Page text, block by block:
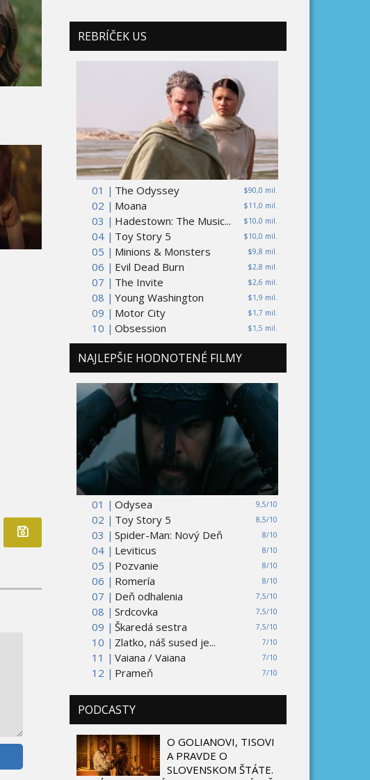
REBRÍČEK US
01 | $90,0 mil.
The Odyssey
02 |
$11,0 mil.
Moana
03 |
$10,0 mil.
Hadestown: The Music...
04 |
$10,0 mil.
Toy Story 5
05 |
$9,8 mil.
Minions & Monsters
06 |
$2,8 mil.
Evil Dead Burn
07 |
$2,6 mil.
The Invite
08 |
$1,9 mil.
Young Washington
09 |
$1,7 mil.
Motor City
10 |
$1,5 mil.
Obsession
NAJLEPŠIE HODNOTENÉ FILMY
01 | 9,5/10
Odysea
02 |
8,5/10
Toy Story 5
03 |
8/10
Spider-Man: Nový Deň
04 |
8/10
Leviticus
05 |
8/10
Pozvanie
06 |
8/10
Romería
07 |
7,5/10
Deň odhalenia
08 |
7,5/10
Srdcovka
09 |
7,5/10
Škaredá sestra
10 |
7/10
Zlatko, náš sused je...
11 |
7/10
Vaiana / Vaiana
12 |
7/10
Prameň
PODCASTY
O GOLIANOVI, TISOVI
A PRAVDE O
SLOVENSKOM ŠTÁTE.